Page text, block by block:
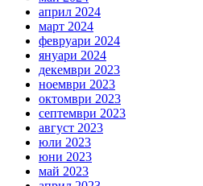
април 2024
март 2024
февруари 2024
януари 2024
декември 2023
ноември 2023
октомври 2023
септември 2023
август 2023
юли 2023
юни 2023
май 2023